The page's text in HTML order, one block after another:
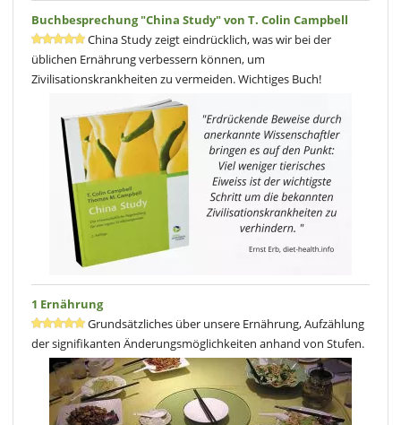
Buchbesprechung "China Study" von T. Colin Campbell
China Study zeigt eindrücklich, was wir bei der
üblichen Ernährung verbessern können, um
Zivilisationskrankheiten zu vermeiden. Wichtiges Buch!
1 Ernährung
Grundsätzliches über unsere Ernährung, Aufzählung
der signifikanten Änderungsmöglichkeiten anhand von Stufen.